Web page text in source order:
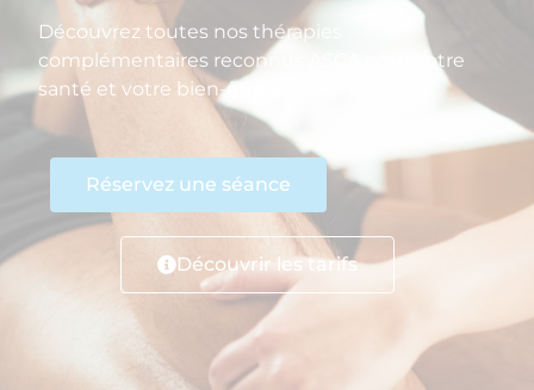
Découvrez toutes nos thérapies
complémentaires reconnus ASCA pour votre
santé et votre bien-être à Genève !
Réservez une séance
Découvrir les tarifs